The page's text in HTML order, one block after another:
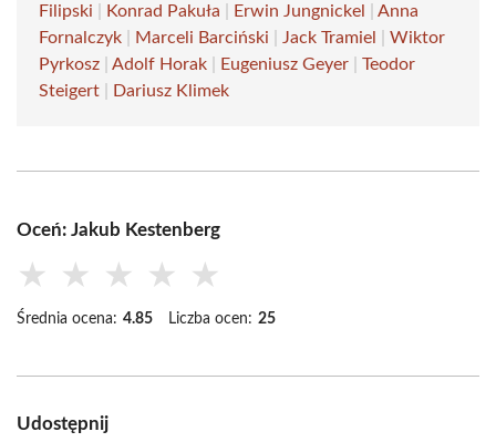
Filipski
Konrad Pakuła Erwin Jungnickel
Anna
Fornalczyk
Marceli Barciński Jack Tramiel
Wiktor
Pyrkosz
Adolf Horak Eugeniusz Geyer
Teodor
Steigert
Dariusz Klimek
Oceń: Jakub Kestenberg
★ ★ ★ ★ ★
Średnia ocena: 4.85 Liczba ocen: 25
Udostępnij